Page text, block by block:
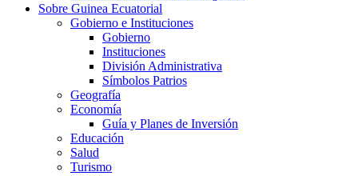
Sobre Guinea Ecuatorial
Gobierno e Instituciones
Gobierno
Instituciones
División Administrativa
Símbolos Patrios
Geografía
Economía
Guía y Planes de Inversión
Educación
Salud
Turismo